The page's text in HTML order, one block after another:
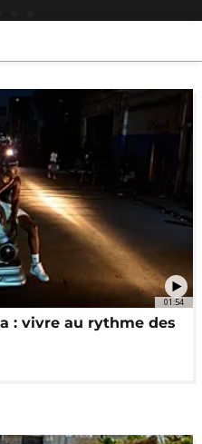
01:54
: vivre au rythme des